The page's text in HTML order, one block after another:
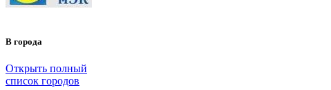
В города
Открыть полный
список городов